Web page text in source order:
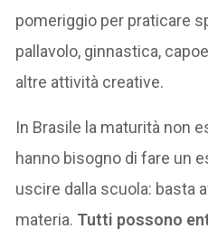
pomeriggio per praticare
pallavolo, ginnastica,
altre attività creative.
In Brasile la maturità non
hanno bisogno di fare un
uscire dalla scuola: basta
materia. Tutti possono